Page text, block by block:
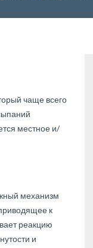
чаще всего
местное и/
механизм
к
реакцию
и